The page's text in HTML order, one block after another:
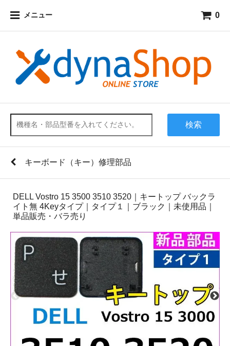
メニュー 0
検索
キーボード（キー）修理部品
DELL Vostro 15 3500 3510 3520｜キートップ バックラ
イト無 4Keyタイプ｜タイプ１｜ブラック｜未使用品｜
単品販売・バラ売り